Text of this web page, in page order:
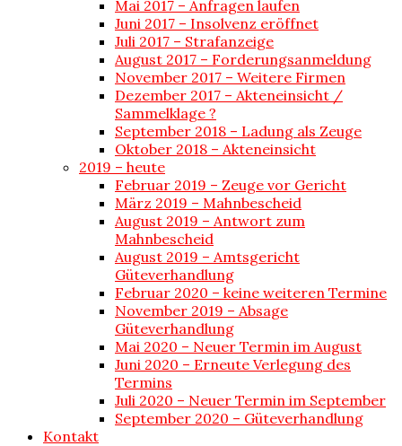
Mai 2017 – Anfragen laufen
Juni 2017 – Insolvenz eröffnet
Juli 2017 – Strafanzeige
August 2017 – Forderungsanmeldung
November 2017 – Weitere Firmen
Dezember 2017 – Akteneinsicht /
Sammelklage ?
September 2018 – Ladung als Zeuge
Oktober 2018 – Akteneinsicht
2019 – heute
Februar 2019 – Zeuge vor Gericht
März 2019 – Mahnbescheid
August 2019 – Antwort zum
Mahnbescheid
August 2019 – Amtsgericht
Güteverhandlung
Februar 2020 – keine weiteren Termine
November 2019 – Absage
Güteverhandlung
Mai 2020 – Neuer Termin im August
Juni 2020 – Erneute Verlegung des
Termins
Juli 2020 – Neuer Termin im September
September 2020 – Güteverhandlung
Kontakt